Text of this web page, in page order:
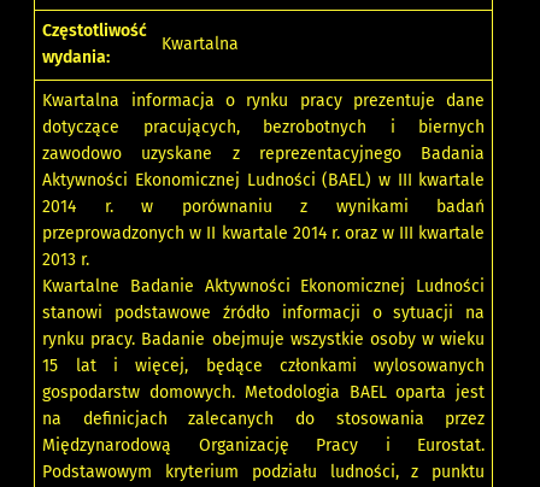
Częstotliwość
wydania:
Kwartalna
Kwartalna informacja o rynku pracy prezentuje dane
dotyczące pracujących, bezrobotnych i biernych
zawodowo uzyskane z reprezentacyjnego Badania
Aktywności Ekonomicznej Ludności (BAEL) w III kwartale
2014 r. w porównaniu z wynikami badań
przeprowadzonych w II kwartale 2014 r. oraz w III kwartale
2013 r.
Kwartalne Badanie Aktywności Ekonomicznej Ludności
stanowi podstawowe źródło informacji o sytuacji na
rynku pracy. Badanie obejmuje wszystkie osoby w wieku
15 lat i więcej, będące członkami wylosowanych
gospodarstw domowych. Metodologia BAEL oparta jest
na definicjach zalecanych do stosowania przez
Międzynarodową Organizację Pracy i Eurostat.
Podstawowym kryterium podziału ludności, z punktu